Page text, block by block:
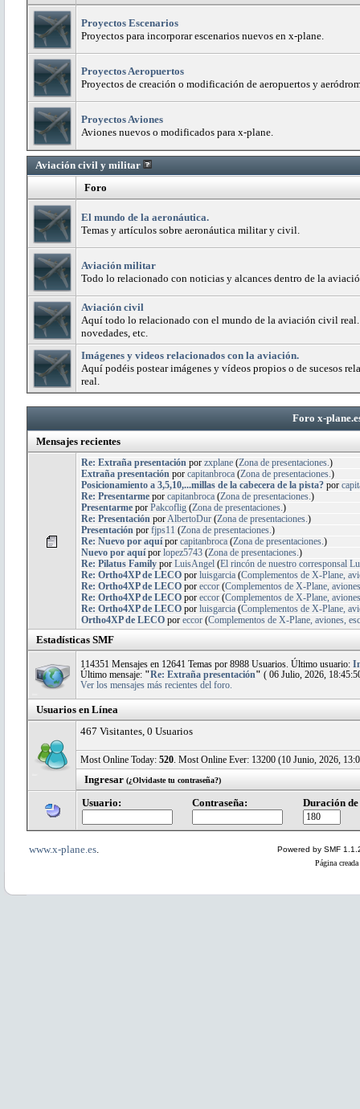
Proyectos Escenarios
Proyectos para incorporar escenarios nuevos en x-plane.
Proyectos Aeropuertos
Proyectos de creación o modificación de aeropuertos y
Proyectos Aviones
Aviones nuevos o modificados para x-plane.
Aviación civil y militar
Foro
El mundo de la aeronáutica.
Temas y artículos sobre aeronáutica militar y civil.
Aviación militar
Todo lo relacionado con noticias y alcances dentro de la
Aviación civil
Aquí todo lo relacionado con el mundo de la aviación civil
novedades, etc.
Imágenes y videos relacionados con la aviación.
Aquí podéis postear imágenes y vídeos propios o de sucesos
real.
Foro x-
Mensajes recientes
Re: Extraña presentación por zxplane (Zona de presentaciones.)
Extraña presentación por capitanbroca (Zona de presentaciones.)
Posicionamiento a 3,5,10,...millas de la cabecera de la pista? por
Re: Presentarme por capitanbroca (Zona de presentaciones.)
Presentarme por Pakcoflig (Zona de presentaciones.)
Re: Presentación porAlbertoDur (Zona de presentaciones.)
Presentación por fjps11 (Zona de presentaciones.)
Re: Nuevo por aquípor capitanbroca (Zona de presentaciones.)
Nuevo por aquípor lopez5743 (Zona de presentaciones.)
Re: Pilatus Family por LuisAngel (El rincón de nuestro corresponsal
Re: Ortho4XP de LECO por luisgarcia (Complementos de X-Plane,
Re: Ortho4XP de LECO por eccor (Complementos de X-Plane,
Re: Ortho4XP de LECO por eccor (Complementos de X-Plane,
Re: Ortho4XP de LECO por luisgarcia (Complementos de X-Plane,
Ortho4XP de LECO por eccor (Complementos de X-Plane, aviones,
Estadísticas SMF
114351 Mensajes en 12641 Temas por 8988 Usuarios. Último usuario:
Último mensaje: "Re: Extraña presentación" ( 06 Julio, 2026,
Ver los mensajes más recientes del foro.
Usuarios en Línea
467 Visitantes, 0 Usuarios
Most Online Today: 520. Most Online Ever: 13200 (10 Junio, 2026,
Ingresar (¿Olvidaste tu contraseña?)
Usuario: Contraseña: Duración de
www.x-plane.es
Powered by SMF
Página